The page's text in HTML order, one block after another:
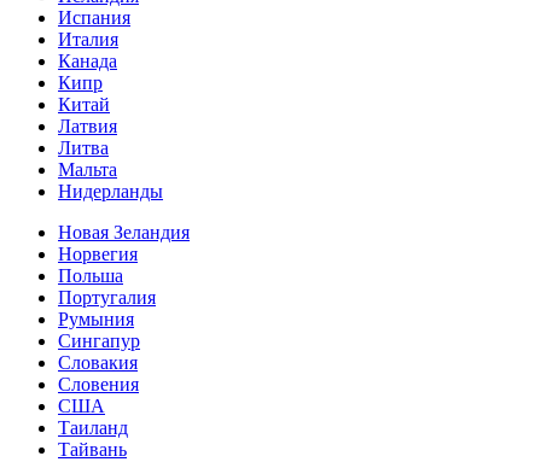
Испания
Италия
Канада
Кипр
Китай
Латвия
Литва
Мальта
Нидерланды
Новая Зеландия
Норвегия
Польша
Португалия
Румыния
Сингапур
Словакия
Словения
США
Таиланд
Тайвань